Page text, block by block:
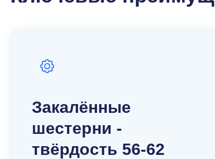
Закалённые
шестерни -
твёрдость 56-62